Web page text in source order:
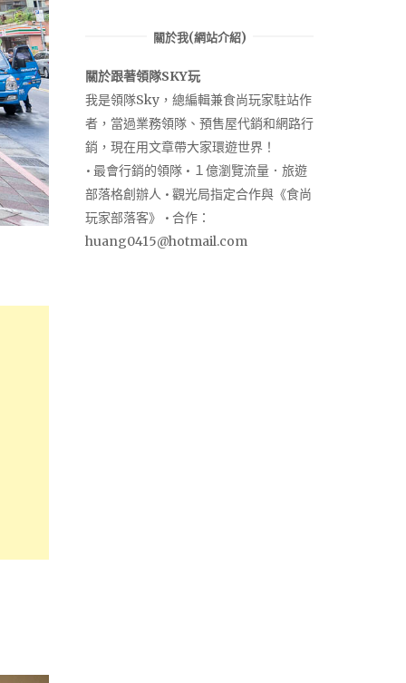
關於我(網站介紹)
關於跟著領隊SKY玩
我是領隊Sky，總編輯兼食尚玩家駐站作
者，當過業務領隊、預售屋代銷和網路行
銷，現在用文章帶大家環遊世界！
• 最會行銷的領隊 • １億瀏覽流量．旅遊
部落格創辦人 • 觀光局指定合作與《食尚
玩家部落客》 • 合作：
huang0415@hotmail.com